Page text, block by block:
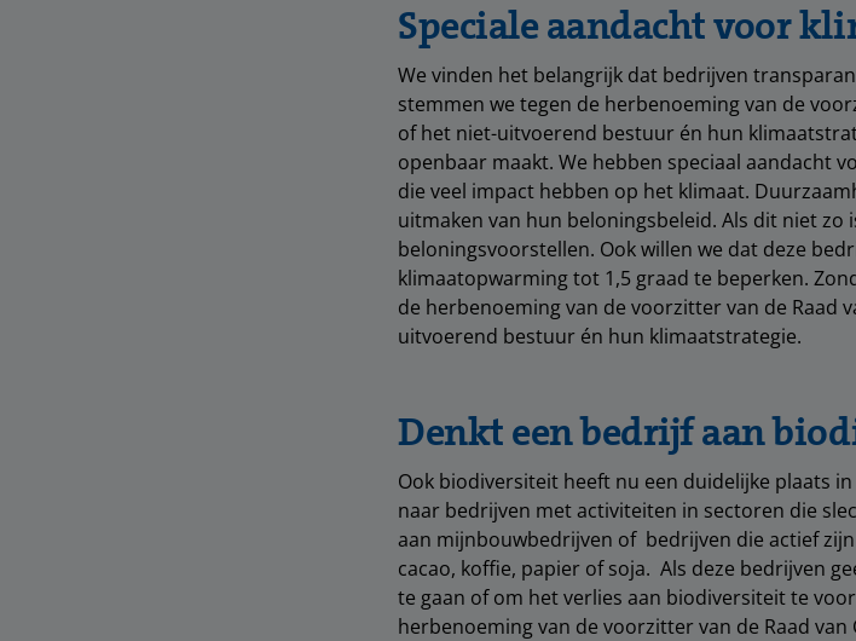
Speciale aandacht voor
We vinden het belangrijk dat bedrijven
stemmen we tegen de herbenoeming van de
of het niet-uitvoerend bestuur én hun
openbaar maakt. We hebben speciaal aandacht
die veel impact hebben op het klimaat.
uitmaken van hun beloningsbeleid. Als dit niet zo
beloningsvoorstellen. Ook willen we dat deze
klimaatopwarming tot 1,5 graad te beperken.
de herbenoeming van de voorzitter van de Raad
uitvoerend bestuur én hun klimaatstrategie.
Denkt een bedrijf aan
Ook biodiversiteit heeft nu een duidelijke plaats
naar bedrijven met activiteiten in sectoren die
aan mijnbouwbedrijven of bedrijven die actief
cacao, koffie, papier of soja. Als deze bedrijven
te gaan of om het verlies aan biodiversiteit te
herbenoeming van de voorzitter van de Raad